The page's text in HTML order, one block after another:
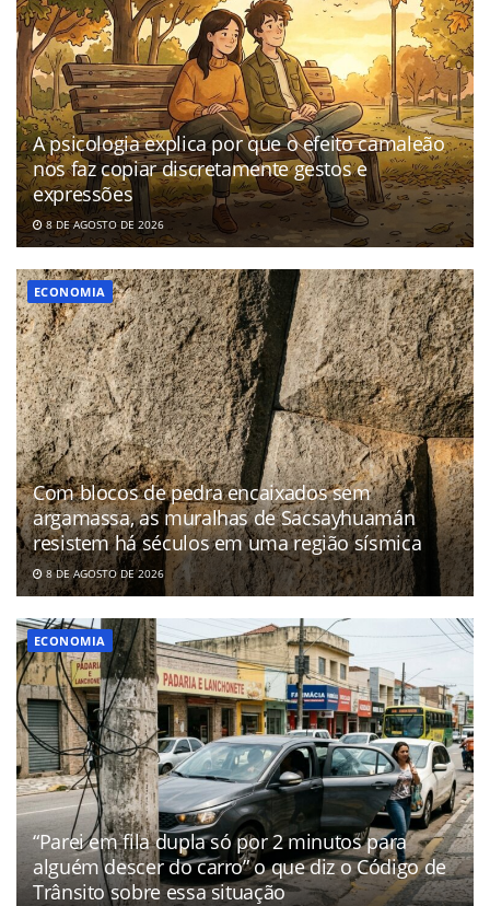
A psicologia explica por que o efeito camaleão
nos faz copiar discretamente gestos e
expressões
8 DE AGOSTO DE 2026
ECONOMIA
Com blocos de pedra encaixados sem
argamassa, as muralhas de Sacsayhuamán
resistem há séculos em uma região sísmica
8 DE AGOSTO DE 2026
ECONOMIA
“Parei em fila dupla só por 2 minutos para
alguém descer do carro” o que diz o Código de
Trânsito sobre essa situação